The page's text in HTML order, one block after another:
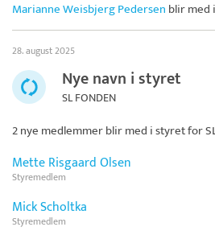
Marianne Weisbjerg Pedersen blir
28. august 2025
Nye navn i styret
SL FONDEN
2 nye medlemmer blir med i styret for
Mette Risgaard Olsen
Styremedlem
Mick Scholtka
Styremedlem